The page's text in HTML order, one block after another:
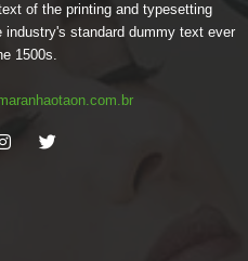
of the printing and typesetting
standard dummy text ever
1500s.